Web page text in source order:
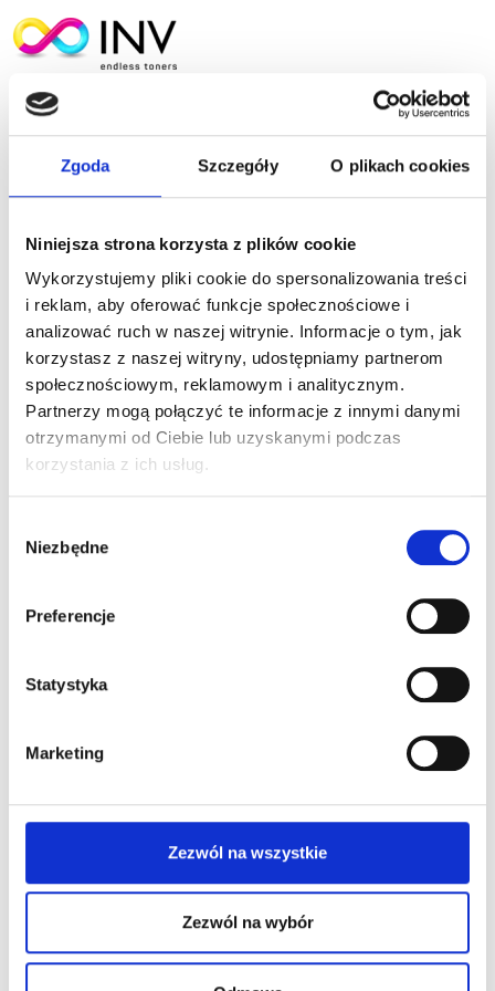
Zgoda Szczegóły O plikach cookies
Niniejsza strona korzysta z plików cookie
Wykorzystujemy pliki cookie do spersonalizowania treści
i reklam, aby oferować funkcje społecznościowe i
analizować ruch w naszej witrynie. Informacje o tym, jak
korzystasz z naszej witryny, udostępniamy partnerom
społecznościowym, reklamowym i analitycznym.
Partnerzy mogą połączyć te informacje z innymi danymi
otrzymanymi od Ciebie lub uzyskanymi podczas
korzystania z ich usług.
zgody
Niezbędne
Preferencje
Statystyka
Marketing
Zezwól na wszystkie
Zezwól na wybór
campanil
Dodaj komentarz
Twój adres e-mail nie zostanie opublikowany.
Wymagane pola są oznaczone*
Komentarz *
Nazwa*
Witryna internetowa